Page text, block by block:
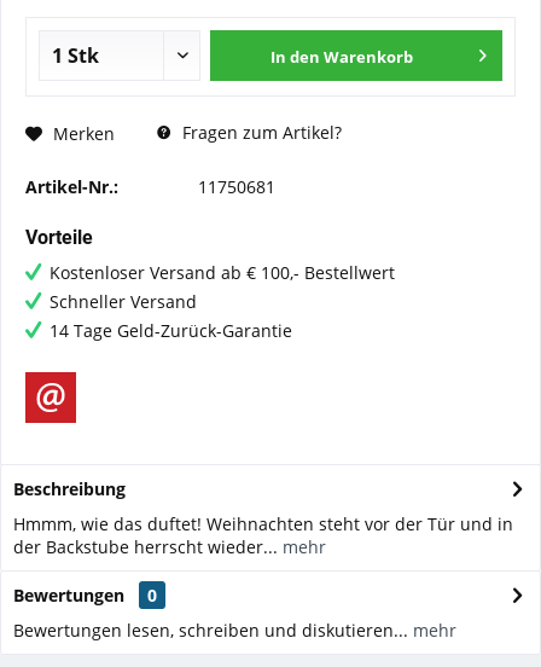
In den Warenkorb
Merken Fragen zum Artikel?
Artikel-Nr.: 11750681
Vorteile
Kostenloser Versand ab € 100,- Bestellwert
Schneller Versand
14 Tage Geld-Zurück-Garantie
Beschreibung
Hmmm, wie das duftet! Weihnachten steht vor der Tür und in
der Backstube herrscht wieder... mehr
Bewertungen
0
Bewertungen lesen, schreiben und diskutieren... mehr